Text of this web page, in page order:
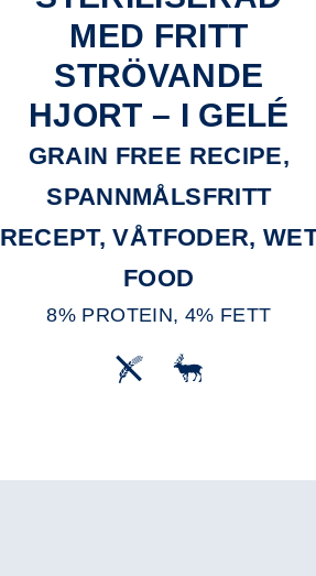
MED FRITT
STRÖVANDE
HJORT – I GELÉ
GRAIN FREE RECIPE,
SPANNMÅLSFRITT
RECEPT, VÅTFODER,
FOOD
8% PROTEIN, 4% FETT